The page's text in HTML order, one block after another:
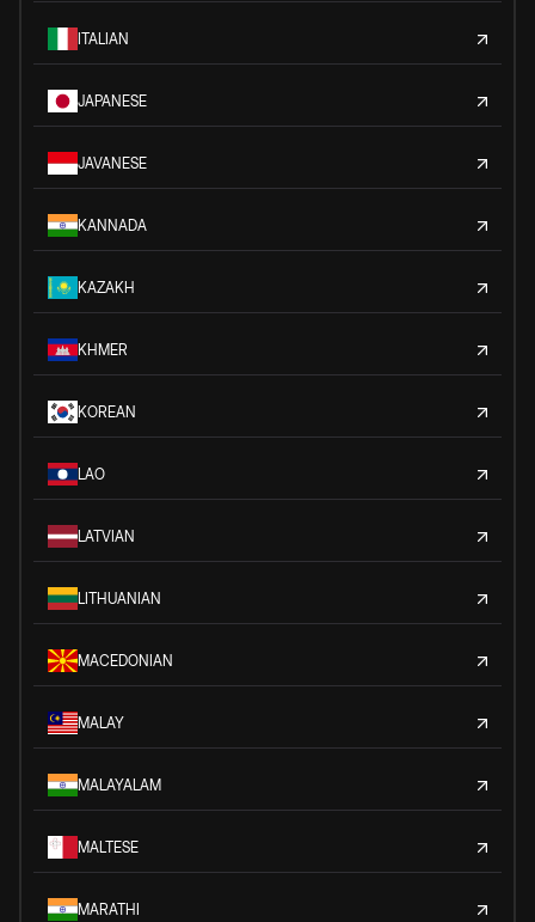
ITALIAN
JAPANESE
JAVANESE
KANNADA
KAZAKH
KHMER
KOREAN
LAO
LATVIAN
LITHUANIAN
MACEDONIAN
MALAY
MALAYALAM
MALTESE
MARATHI